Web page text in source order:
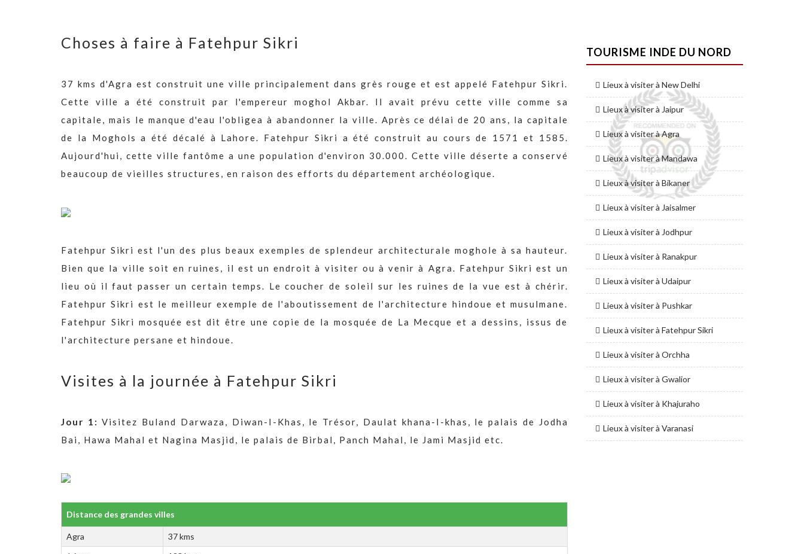
Choses à faire à Fatehpur Sikri
37 kms d'Agra est construit une ville principalement dans grès rouge et est appelé Fatehpur Sikri.
Cette ville a été construit par l'empereur moghol Akbar. Il avait prévu cette ville comme sa
capitale, mais le manque d'eau l'obligea à abandonner la ville. Après ce délai de 20 ans, la capitale
de la Moghols a été décalé à Lahore. Fatehpur Sikri a été construit au cours de 1571 et 1585.
Aujourd'hui, cette ville fantôme a une population d'environ 30.000. Cette ville déserte a conservé
beaucoup de vieilles structures, en raison des efforts du département archéologique.
Fatehpur Sikri est l'un des plus beaux exemples de splendeur architecturale moghole à sa hauteur.
Bien que la ville soit en ruines, il est un endroit à visiter ou à venir à Agra. Fatehpur Sikri est un
lieu où il faut passer un certain temps. Le coucher de soleil sur les ruines de la vue est à chérir.
Fatehpur Sikri est le meilleur exemple de l'aboutissement de l'architecture hindoue et musulmane.
Fatehpur Sikri mosquée est dit être une copie de la mosquée de La Mecque et a dessins, issus de
l'architecture persane et hindoue.
Visites à la journée à Fatehpur Sikri
Jour 1: Visitez Buland Darwaza, Diwan-I-Khas, le Trésor, Daulat khana-I-khas, le palais de Jodha
Bai, Hawa Mahal et Nagina Masjid, le palais de Birbal, Panch Mahal, le Jami Masjid etc.
Distance des grandes villes
Agra
37 kms
TOURISME INDE DU NORD
Lieux à visiter à New Delhi
Lieux à visiter à Jaipur
Lieux à visiter à Agra
Lieux à visiter à Mandawa
Lieux à visiter à Bikaner
Lieux à visiter à Jaisalmer
Lieux à visiter à Jodhpur
Lieux à visiter à Ranakpur
Lieux à visiter à Udaipur
Lieux à visiter à Pushkar
Lieux à visiter à Fatehpur Sikri
Lieux à visiter à Orchha
Lieux à visiter à Gwalior
Lieux à visiter à Khajuraho
Lieux à visiter à Varanasi